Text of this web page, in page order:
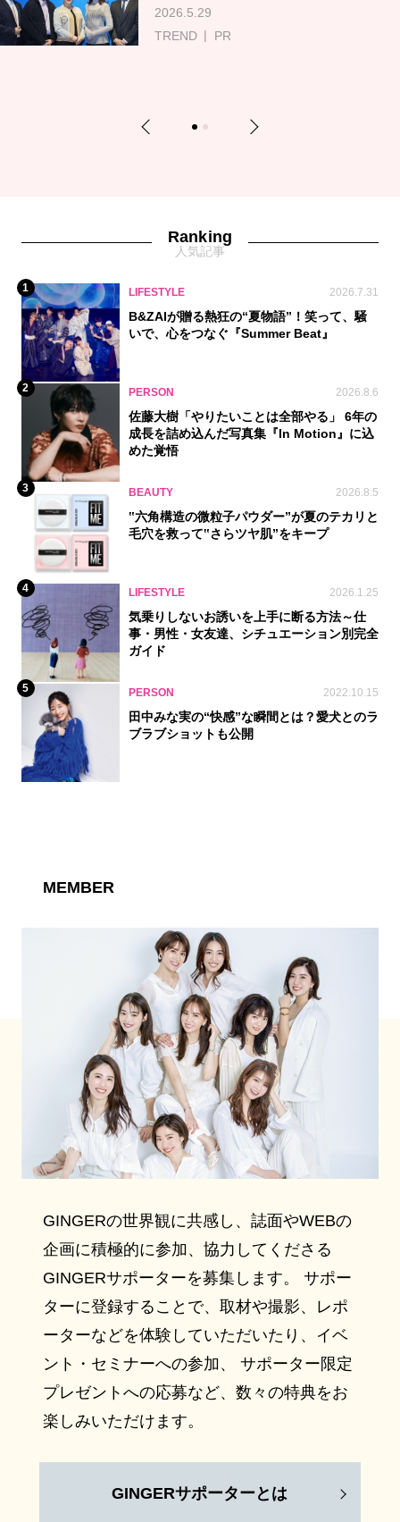
2026.5.29
TREND
PR
Previous 1 2 Next
Ranking
人気記事
1 LIFESTYLE 2026.7.31
B&ZAIが贈る熱狂の“夏物語”！笑って、騒
いで、心をつなぐ『Summer Beat』
2 PERSON 2026.8.6
佐藤大樹「やりたいことは全部やる」 6年の
成長を詰め込んだ写真集『In Motion』に込
めた覚悟
3 BEAUTY 2026.8.5
‟六角構造の微粒子パウダー”が夏のテカリと
毛穴を救って‟さらツヤ肌”をキープ
4 LIFESTYLE 2026.1.25
気乗りしないお誘いを上手に断る方法～仕
事・男性・女友達、シチュエーション別完全
ガイド
5 PERSON 2022.10.15
田中みな実の“快感”な瞬間とは？愛犬とのラ
ブラブショットも公開
MEMBER
GINGERの世界観に共感し、誌面やWEBの
企画に積極的に参加、協力してくださる
GINGERサポーターを募集します。 サポー
ターに登録することで、取材や撮影、レポ
ーターなどを体験していただいたり、イベ
ント・セミナーへの参加、 サポーター限定
プレゼントへの応募など、数々の特典をお
楽しみいただけます。
GINGERサポーターとは